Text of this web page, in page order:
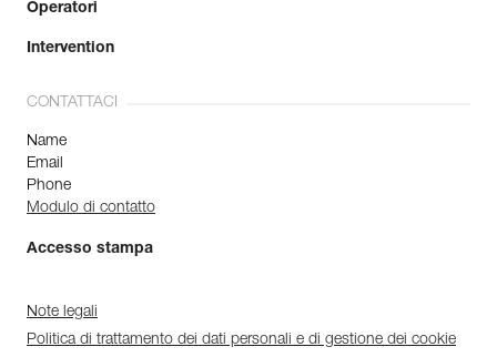
Operatori
Intervention
CONTATTACI
Name
Email
Phone
Modulo di contatto
Accesso stampa
Note legali
Politica di trattamento dei dati personali e di gestione dei cookie